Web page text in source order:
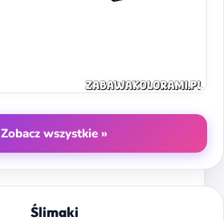
Zobacz wszystkie »
Ślimaki